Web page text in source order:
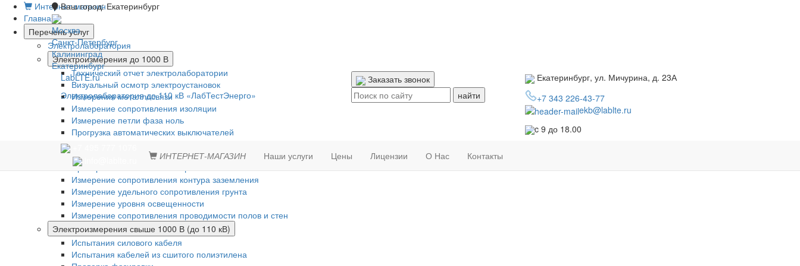
Ваш город:Екатеринбург
Москва
Санкт-Петербург
Калининград
Екатеринбург
LabLTE.ru
Электролаборатория до 110 кВ «ЛабТестЭнерго»
Заказать звонок
Поиск:
Екатеринбург, ул. Мичурина, д. 23А
+7 343 226-43-77
ekb@lablte.ru
c 9 до 18.00
ИНТЕРНЕТ-МАГАЗИН Наши услуги Цены Лицензии О Нас Контакты
Интернет-магазин
Главная
Перечень услуг
Электролаборатория
Электроизмерения до 1000 В
Технический отчет электролаборатории
Визуальный осмотр электроустановок
Измерения металлосвязи
Измерение сопротивления изоляции
Измерение петли фаза ноль
Прогрузка автоматических выключателей
Испытание устройств АВР
Проверка систем молниезащиты
Измерение сопротивления контура заземления
Измерение удельного сопротивления грунта
Измерение уровня освещенности
Измерение сопротивления проводимости полов и стен
Электроизмерения свыше 1000 В (до 110 кВ)
Испытания силового кабеля
Испытания кабелей из сшитого полиэтилена